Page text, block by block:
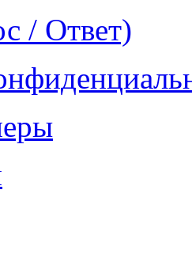
/ Ответ)